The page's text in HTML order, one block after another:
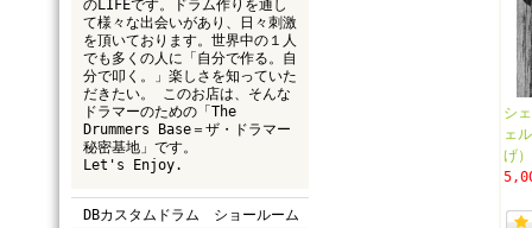
のLIFEです。ドラム作りを通し
て様々な出会いがあり、日々刺激
を頂いております。世界中の１人
でも多くの人に「自分で作る。自
分で叩く。」楽しさを知っていた
だきたい。 このお店は、そんな
ドラマーのための「The
Drummers Base＝ザ・ドラマー
秘密基地」です。
Let's Enjoy.
DBカスタムドラム ショールーム
シ
ェ
げ）